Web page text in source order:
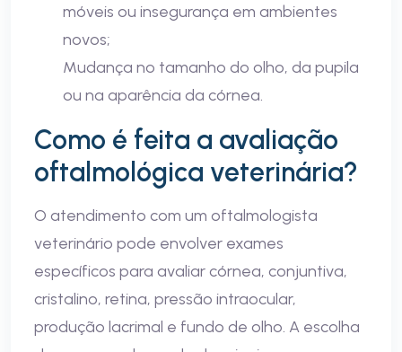
móveis ou insegurança em ambientes
novos;
Mudança no tamanho do olho, da pupila
ou na aparência da córnea.
Como é feita a avaliação
oftalmológica veterinária?
O atendimento com um oftalmologista
veterinário pode envolver exames
específicos para avaliar córnea, conjuntiva,
cristalino, retina, pressão intraocular,
produção lacrimal e fundo de olho. A escolha